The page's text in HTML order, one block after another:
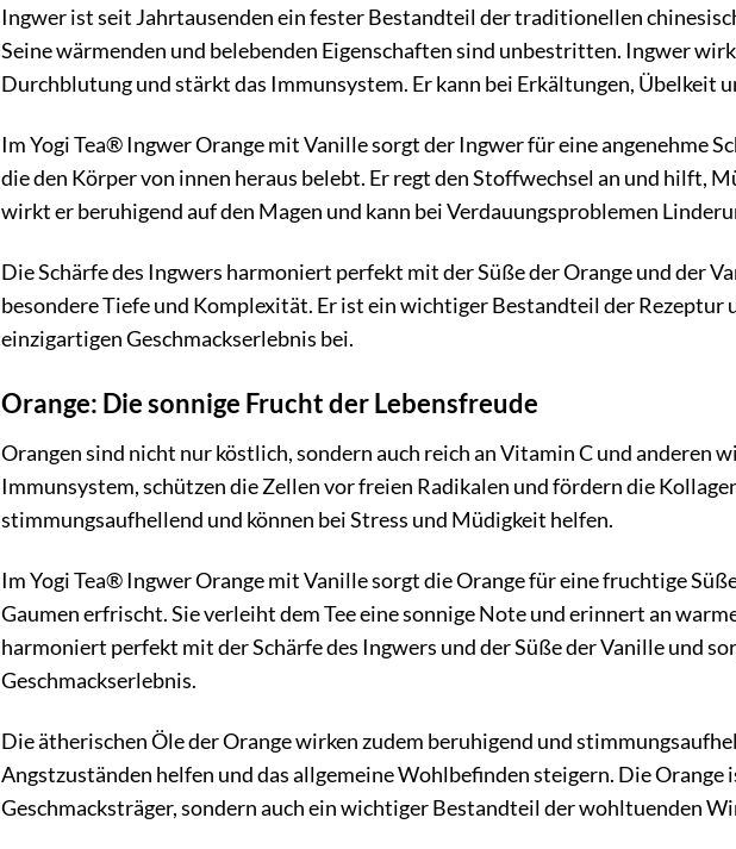
Ingwer ist seit Jahrtausenden ein fester Bestandteil der traditionellen
Seine wärmenden und belebenden Eigenschaften sind unbestritten. Ingwer
Durchblutung und stärkt das Immunsystem. Er kann bei Erkältungen, Übelkeit
Im Yogi Tea® Ingwer Orange mit Vanille sorgt der Ingwer für eine angenehme
die den Körper von innen heraus belebt. Er regt den Stoffwechsel an und hilft,
wirkt er beruhigend auf den Magen und kann bei Verdauungsproblemen
Die Schärfe des Ingwers harmoniert perfekt mit der Süße der Orange und der
besondere Tiefe und Komplexität. Er ist ein wichtiger Bestandteil der Rezeptur
einzigartigen Geschmackserlebnis bei.
Orange: Die sonnige Frucht der Lebensfreude
Orangen sind nicht nur köstlich, sondern auch reich an Vitamin C und anderen
Immunsystem, schützen die Zellen vor freien Radikalen und fördern die
stimmungsaufhellend und können bei Stress und Müdigkeit helfen.
Im Yogi Tea® Ingwer Orange mit Vanille sorgt die Orange für eine fruchtige
Gaumen erfrischt. Sie verleiht dem Tee eine sonnige Note und erinnert an
harmoniert perfekt mit der Schärfe des Ingwers und der Süße der Vanille und
Geschmackserlebnis.
Die ätherischen Öle der Orange wirken zudem beruhigend und
Angstzuständen helfen und das allgemeine Wohlbefinden steigern. Die Orange
Geschmacksträger, sondern auch ein wichtiger Bestandteil der wohltuenden